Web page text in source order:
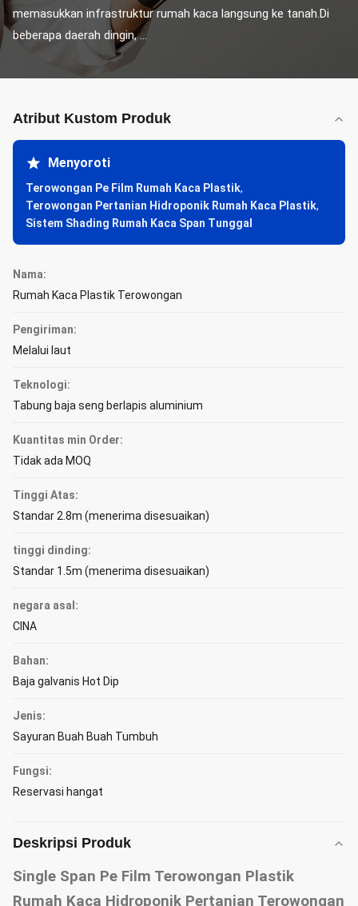
memasukkan infrastruktur rumah kaca langsung ke tanah.Di
beberapa daerah dingin, ...
Atribut Kustom Produk
Menyoroti
Terowongan Pe Film Rumah Kaca Plastik,
Terowongan Pertanian Hidroponik Rumah Kaca Plastik,
Sistem Shading Rumah Kaca Span Tunggal
Nama:
Rumah Kaca Plastik Terowongan
Pengiriman:
Melalui laut
Teknologi:
Tabung baja seng berlapis aluminium
Kuantitas min Order:
Tidak ada MOQ
Tinggi Atas:
Standar 2.8m (menerima disesuaikan)
tinggi dinding:
Standar 1.5m (menerima disesuaikan)
negara asal:
CINA
Bahan:
Baja galvanis Hot Dip
Jenis:
Sayuran Buah Buah Tumbuh
Fungsi:
Reservasi hangat
Deskripsi Produk
Single Span Pe Film Terowongan Plastik
Rumah Kaca Hidroponik Pertanian Terowongan